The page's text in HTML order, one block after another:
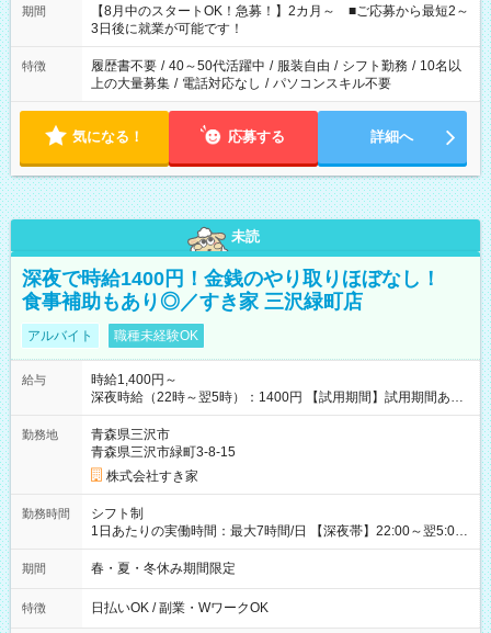
「できれば残業はしたくない」 など、ご希望を教えてください
ね。 ※Wワーク希望の方へ 今ご覧のお仕事で希望する勤務時間
と、もう1つのお仕事の勤務時間。 合計で週40時間を超える場
合は応募できません。
期間
【8月中のスタートOK！急募！】2カ月～ ■ご応募から最短2～
3日後に就業が可能です！
特徴 履歴書不要 / 40～50代活躍中 / 服装自由 / シフト勤務 / 10名以
上の大量募集 / 電話対応なし / パソコンスキル不要
気になる！ 応募する 詳細へ
未読
深夜で時給1400円！金銭のやり取りほぼなし！
食事補助もあり◎／すき家 三沢緑町店
アルバイト 職種未経験OK
給与
時給1,400円～
深夜時給（22時～翌5時）：1400円 【試用期間】試用期間あり
試用期間の長さ：1ヶ月 雇用形態、給与は本採用時と同じです。
試用期間の実態は30日（※条件変更なし）ですが、切り上げで
一ヶ月とさせていただきます。 研修制度あり：15時間(研修中も
同時給）
勤務地
青森県三沢市
青森県三沢市緑町3-8-15
株式会社すき家
勤務時間
シフト制
1日あたりの実働時間：最大7時間/日 【深夜帯】22:00～翌5:00
週2日～・1日2h～OK◎ ※22:00から翌5:00までは18歳以上の方
のみ勤務可能です（18歳未満の深夜業務禁止のため） ★深夜で
す。 必ず、2名以上での勤務を行いますので、安心して働けま
す。
期間 春・夏・冬休み期間限定
特徴 日払いOK / 副業・WワークOK